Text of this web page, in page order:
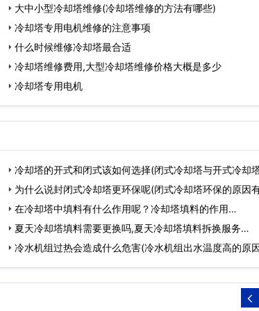
大中小型冷却塔维修(冷却塔维修的方法有哪些)
冷却塔专用电机维修的注意事项
什么时候维修冷却塔最合适
冷却塔维修费用,大型冷却塔维修价格大概是多少
冷却塔专用电机
冷却塔的开式和闭式该如何选择(闭式冷却塔与开式冷却
区…为什么说封闭式冷却塔更环保呢(闭式冷却塔环保的原因
些…在冷却塔中填料有什么作用呢？冷却塔填料的作用…
夏天冷却塔填料需要更换吗,夏天冷却塔填料拆换服务…
冷水机组过热会造成什么危害(冷水机组出水温度高的原